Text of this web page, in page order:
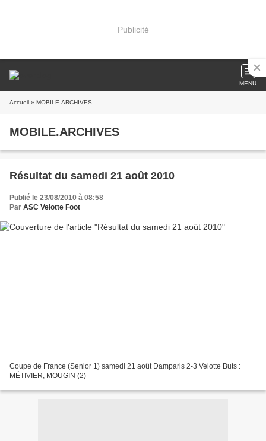
Publicité
MENU
Accueil » MOBILE.ARCHIVES
MOBILE.ARCHIVES
Résultat du samedi 21 août 2010
Publié le 23/08/2010 à 08:58
Par ASC Velotte Foot
Coupe de France (Senior 1) samedi 21 août Damparis 2-3 Velotte Buts :
MÉTIVIER, MOUGIN (2)